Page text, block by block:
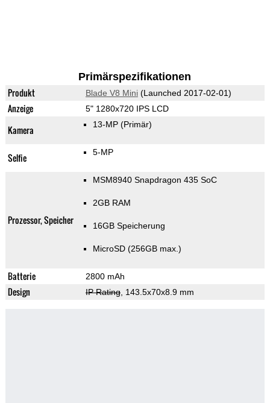
Primärspezifikationen
Produkt Blade V8 Mini(Launched 2017-02-01)
Anzeige 5" 1280x720 IPS LCD
Kamera 13-MP (Primär)
Selfie 5-MP
Prozessor, Speicher
MSM8940 Snapdragon 435 SoC
2GB RAM
16GB Speicherung
MicroSD (256GB max.)
Batterie 2800 mAh
Design IP Rating, 143.5x70x8.9 mm